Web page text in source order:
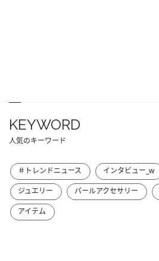
KEYWORD
人気のキーワード
＃トレンドニュース インタビュー_w
ジュエリー
パールアクセサリー
アイテム